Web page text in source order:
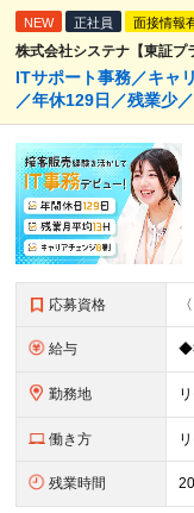
NEW 正社員 面接情報
株式会社システナ【東証プ
ITサポート事務／キャ
／年休129日／残業少
応募資格
給与
勤務地
働き方
残業時間